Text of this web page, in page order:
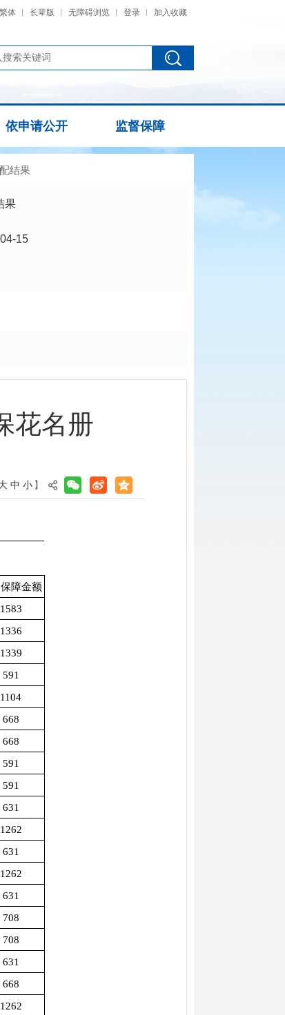
繁体 长辈版 无障碍浏览 登录 加入收藏
依申请公开 监督保障
结果
果
15
花名册
中 小 】
障金额
1583
1336
1339
591
1104
668
668
591
591
631
1262
631
1262
631
708
708
631
668
1262